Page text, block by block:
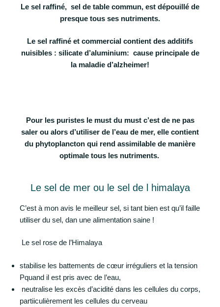
Le sel raffiné, sel de table commun, est dépouillé de
presque tous ses nutriments.
Le sel raffiné et commercial contient des additifs
nuisibles : silicate d’aluminium: cause principale de
la maladie d’alzheimer!
Pour les puristes le must du must c’est de ne pas
saler ou alors d’utiliser de l’eau de mer, elle contient
du phytoplancton qui rend assimilable de manière
optimale tous les nutriments.
Le sel de mer ou le sel de l himalaya
C’est à mon avis le meilleur sel, si tant bien est qu’il faille
utiliser du sel, dan une alimentation saine !
Le sel rose de l’Himalaya
stabilise les battements de cœur irréguliers et la tension
Pquand il est pris avec de l’eau,
neutralise les excès d’acidité dans les cellules du corps,
partiiculièrement les cellules du cerveau